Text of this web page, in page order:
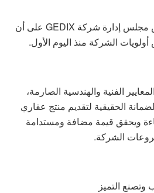
وشدد أشرف حمودة، رئيس مجلس إدارة شركة GEDIX على أن
الشركة منذ اليوم الأول.
الفنية والهندسية الصارمة،
الحقيقية لتقديم منتج عقاري
ويحقق قيمة مضافة ومستدامة
الشركة.
التميز